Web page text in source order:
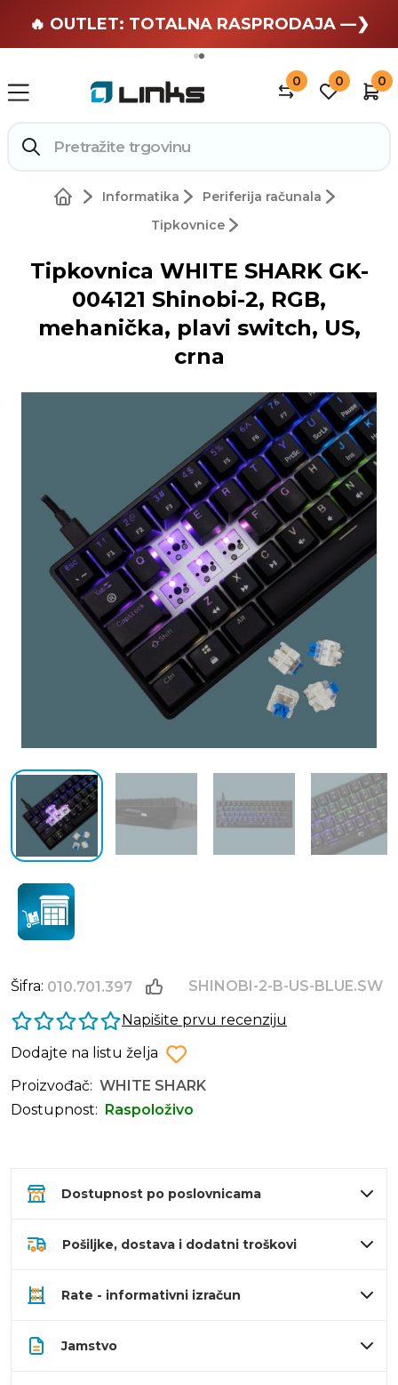
🏄 Zaslužuješ odmor —❯
🔥 OUTLET: TOTALNA RASPRODAJA —❯
0 0 0
Informatika
Periferija računala
Tipkovnice
Tipkovnica WHITE SHARK GK-
004121 Shinobi-2, RGB,
mehanička, plavi switch, US,
crna
Šifra: 010.701.397
SHINOBI-2-B-US-BLUE.SW
Napišite prvu recenziju
Dodajte na listu želja
Proizvođač: WHITE SHARK
Dostupnost:
Raspoloživo
Dostupnost po poslovnicama
Pošiljke, dostava i dodatni troškovi
Rate - informativni izračun
Jamstvo